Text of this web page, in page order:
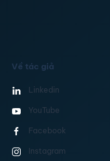
Về tác giả
Linkedin
YouTube
Facebook
Instagram